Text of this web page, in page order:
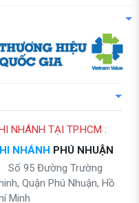
NHÁNH TẠI TP.HCM :
NHÁNH PHÚ NHUẬN
Số 95 Đường Trường
Quận Phú Nhuận, Hồ
Minh